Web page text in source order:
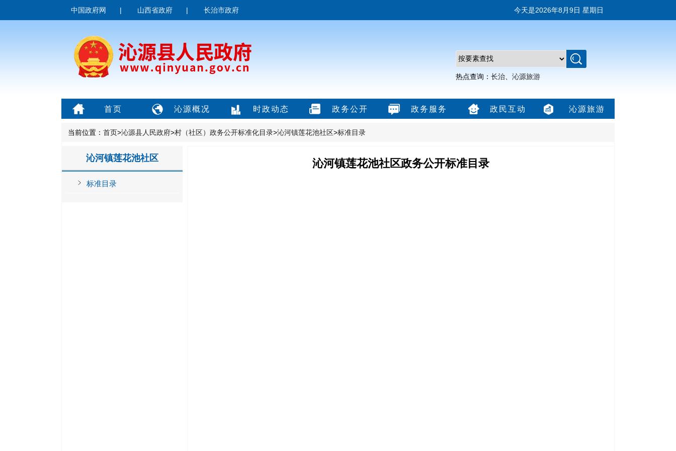
中国政府网 | 山西省政府 | 长治市政府 今天是2026年8月9日 星期日
热点查询： 长治 沁源旅游
首页 沁源概况 时政动态 政务公开 政务服务 政民互动 沁源旅游
当前位置： 首页>沁源县人民政府>村（社区）政务公开标准化目录>沁河镇莲花池社区>标准目录
沁河镇莲花池社区
标准目录
沁河镇莲花池社区政务公开标准目录